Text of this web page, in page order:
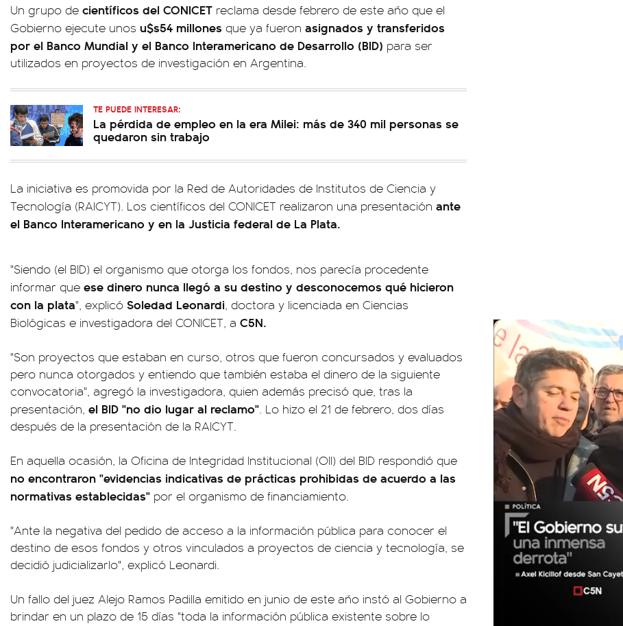
Un grupo de científicos del CONICET reclama desde febrero de este año que el
Gobierno ejecute unos u$s54 millones que ya fueron asignados y transferidos
por el Banco Mundial y el Banco Interamericano de Desarrollo (BID) para ser
utilizados en proyectos de investigación en Argentina.
TE PUEDE INTERESAR:
La pérdida de empleo en la era Milei: más de 340 mil personas se
quedaron sin trabajo
La iniciativa es promovida por la Red de Autoridades de Institutos de Ciencia y
Tecnología (RAICYT). Los científicos del CONICET realizaron una presentación ante
el Banco Interamericano y en la Justicia federal de La Plata.
"Siendo (el BID) el organismo que otorga los fondos, nos parecía procedente
informar que ese dinero nunca llegó a su destino y desconocemos qué hicieron
con la plata", explicó Soledad Leonardi, doctora y licenciada en Ciencias
Biológicas e investigadora del CONICET, a C5N.
"Son proyectos que estaban en curso, otros que fueron concursados y evaluados
pero nunca otorgados y entiendo que también estaba el dinero de la siguiente
convocatoria", agregó la investigadora, quien además precisó que, tras la
presentación, el BID "no dio lugar al reclamo". Lo hizo el 21 de febrero, dos días
después de la presentación de la RAICYT.
En aquella ocasión, la Oficina de Integridad Institucional (OII) del BID respondió que
no encontraron "evidencias indicativas de prácticas prohibidas de acuerdo a las
normativas establecidas" por el organismo de financiamiento.
"Ante la negativa del pedido de acceso a la información pública para conocer el
destino de esos fondos y otros vinculados a proyectos de ciencia y tecnología, se
decidió judicializarlo", explicó Leonardi.
Un fallo del juez Alejo Ramos Padilla emitido en junio de este año instó al Gobierno a
brindar en un plazo de 15 días "toda la información pública existente sobre lo